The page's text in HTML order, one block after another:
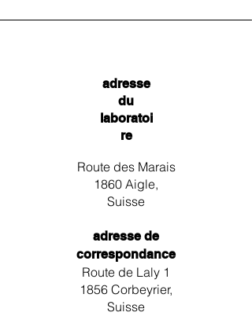
adresse
du
laboratoi
re
Route des Marais
1860 Aigle,
Suisse
adresse de
correspondance
Route de Laly 1
1856 Corbeyrier,
Suisse